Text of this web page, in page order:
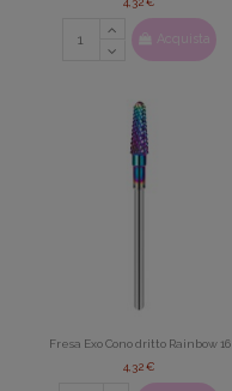
Acquista
Fresa Exo Cono dritto Rainbow 16
4,32 €